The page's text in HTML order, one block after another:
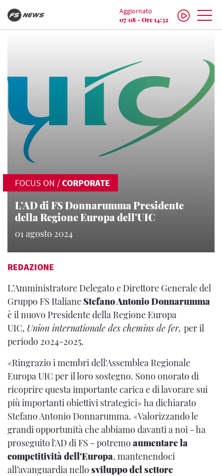
Aggiornato
07/08 - Ore 14:32
FOCUS ON /CORPORATE
L’AD di FS Donnarumma Presidente
della Regione Europa dell’UIC
01 agosto 2024
REDAZIONE
L’Amministratore Delegato e Direttore Generale del
Gruppo FS Italiane Stefano Antonio Donnarumma
è il nuovo Presidente della Regione Europa
UIC, Union internationale des chemins de fer, per il
periodo 2024-2025.
«Ringrazio i membri dell'Assemblea Regionale
Europa UIC per il loro sostegno. Sono onorato di
ricoprire questa importante carica e di lavorare sui
più importanti obiettivi strategici»ha dichiarato
Stefano Antonio Donnarumma. «Valorizzando le
grandi opportunità che abbiamo davanti a noi - ha
proseguito l'AD di FS - potremo aumentare la
competitività dell'Europa, mantenendoci
all’avanguardia nello sviluppo del settore